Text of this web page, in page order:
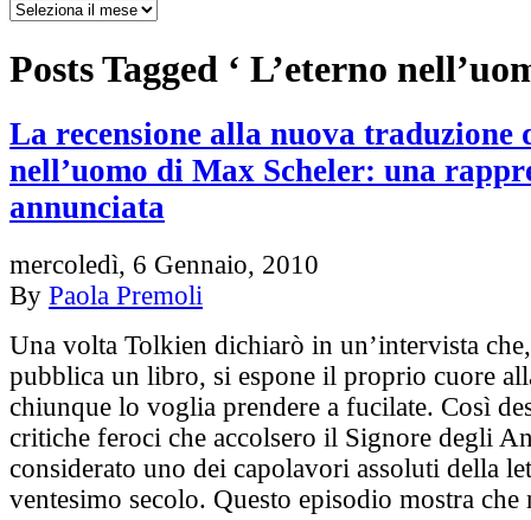
Posts Tagged ‘ L’eterno
La recensione alla nuova traduzione
nell’uomo di Max Scheler: una
annunciata
mercoledì, 6 Gennaio, 2010
By Paola Premoli
Una volta Tolkien dichiarò in un’intervista
pubblica un libro, si espone il proprio cuore
chiunque lo voglia prendere a fucilate. Così
critiche feroci che accolsero il Signore degli
considerato uno dei capolavori assoluti della
ventesimo secolo. Questo episodio mostra che